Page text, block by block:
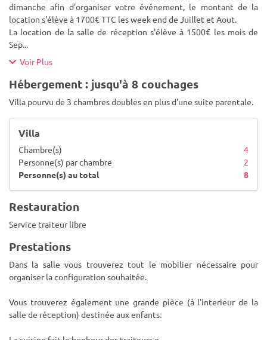
dimanche afin d'organiser votre événement, le montant de la
location s'élève à 1700€ TTC les week end de Juillet et Aout.
La location de la salle de réception s'élève à 1500€ les mois de
Sep...
Voir Plus
Hébergement : jusqu'à 8 couchages
Villa pourvu de 3 chambres doubles en plus d'une suite parentale.
Villa
Chambre(s)
4
Personne(s) par chambre
2
Personne(s) au total
8
Restauration
Service traiteur libre
Prestations
Dans la salle vous trouverez tout le mobilier nécessaire pour
organiser la configuration souhaitée.
Vous trouverez également une grande pièce (à l'interieur de la
salle de réception) destinée aux enfants.